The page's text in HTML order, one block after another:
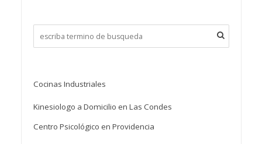
Cocinas Industriales
Kinesiologo a Domicilio en Las Condes
Centro Psicológico en Providencia